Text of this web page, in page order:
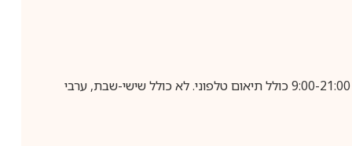
בביצוע הזמנה עד השעה 10:00 בימים א-ה, קבלת המשלוח תבוצע עד חמישה ימי עסקים מיום שלאחר ביצוע ההזמנה, בין השעות 9:00-21:00 כולל תיאום טלפוני. לא כולל שישי-שבת, ערבי